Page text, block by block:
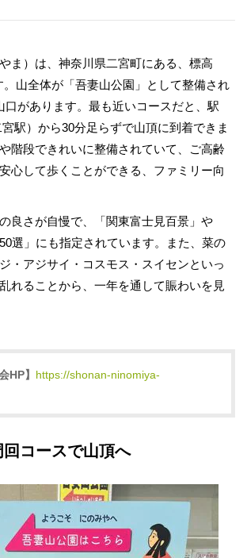
ま）は、神奈川県二宮町にある、標高
。山全体が「吾妻山公園」として整備され
口があります。最も近いコースだと、駅
宮駅）から30分足らずで山頂に到着できま
階段できれいに整備されていて、ご高齢
心して歩くことができる、ファミリー向
良さが自慢で、「関東富士見百景」や
選」にも指定されています。また、菜の
・アジサイ・コスモス・スイセンといっ
れることから、一年を通して賑わいを見
HP】 https://shonan-ninomiya-
コースで山頂へ